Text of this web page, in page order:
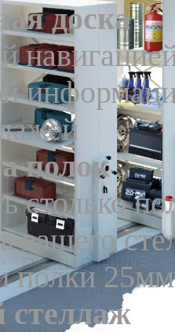
доска
полок
столько
вашего
полки 25мм